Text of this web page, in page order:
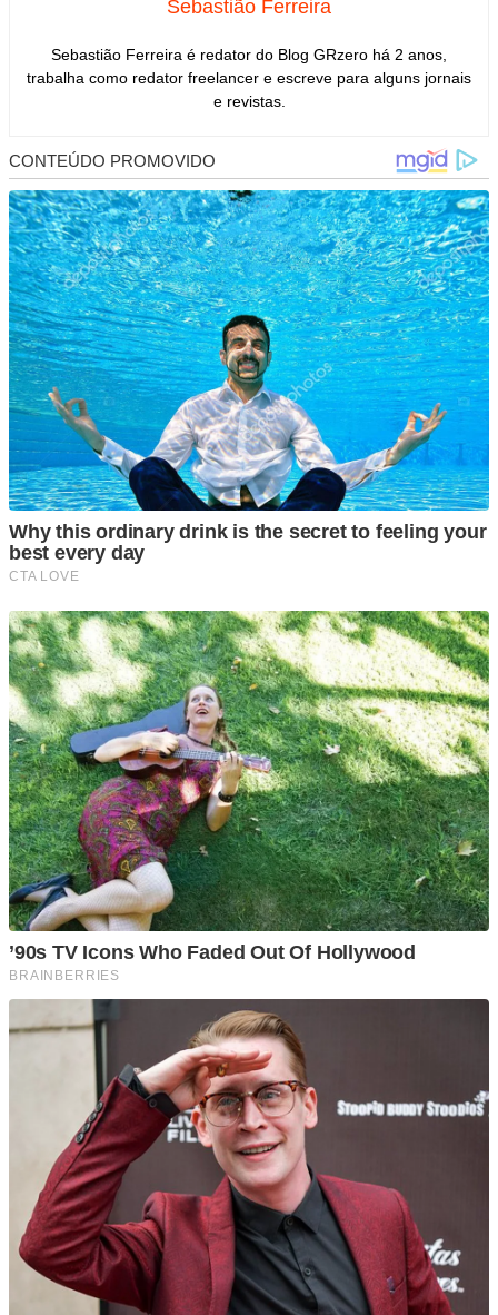
Sebastião Ferreira
Sebastião Ferreira é redator do Blog GRzero há 2 anos,
trabalha como redator freelancer e escreve para alguns jornais
e revistas.